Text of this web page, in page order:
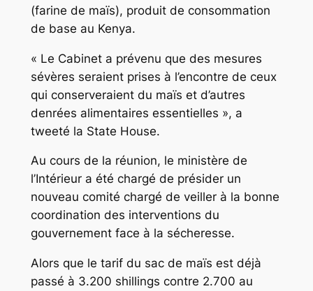
(farine de maïs), produit de consommation
de base au Kenya.
« Le Cabinet a prévenu que des mesures
sévères seraient prises à l’encontre de ceux
qui conserveraient du maïs et d’autres
denrées alimentaires essentielles », a
tweeté la State House.
Au cours de la réunion, le ministère de
l’Intérieur a été chargé de présider un
nouveau comité chargé de veiller à la bonne
coordination des interventions du
gouvernement face à la sécheresse.
Alors que le tarif du sac de maïs est déjà
passé à 3.200 shillings contre 2.700 au